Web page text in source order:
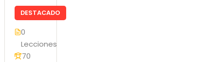
DESTACADO
0
Lecciones
70